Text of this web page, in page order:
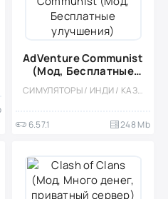
AdVenture Communist
(Мод, Бесплатные
улучшения)
СИМУЛЯТОРЫ / ИНДИ / КАЗУАЛЬНЫЕ / ОДНОПОЛЬЗОВАТЕЛЬСКИЕ / СТИЛИЗАЦИЯ / ВСТРОЕННЫЙ КЕШ / МОД / МАЛЕНЬКАЯ
6.57.1 248 Mb